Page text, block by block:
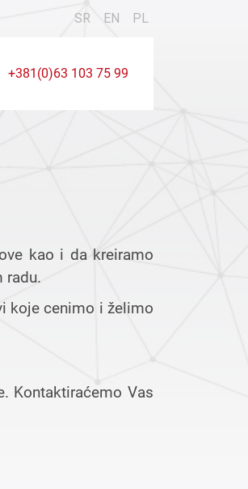
SR EN PL
+381(0)63 103 75 99
kao i da kreiramo
radu.
koje cenimo i želimo
Kontaktiraćemo Vas